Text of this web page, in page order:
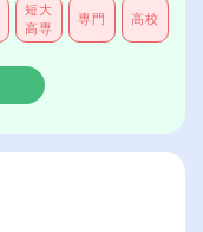
短大
高専
専門 高校